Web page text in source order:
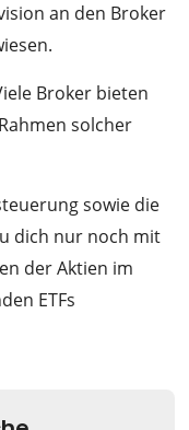
an den Broker
Broker bieten
solcher
sowie die
dich nur noch mit
der Aktien im
ETFs